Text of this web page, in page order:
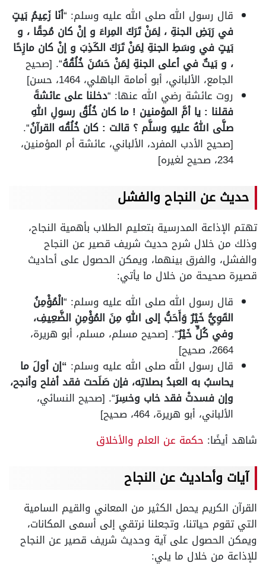
قال رسول الله صلى الله عليه وسلم: “أنَا زَعِيمُ بَيتٍ
في رَبَضِ الجنةِ ، لِمَنْ تَرَكَ المِراءَ و إنْ كان مُحِقًا ، و
بَيتٍ في وسَطِ الجنةِ لِمَنْ تَرَكَ الكَذِبَ و إنْ كان مازِحًا
، و بَيتٌ في أعلى الجنةِ لِمَنْ حَسُنَ خُلُقُهُ“. [صحيح
الجامع، الألباني، أبو أمامة الباهلي، 1464، حسن]
روت عائشة رضي الله عنها: “دخلنا على عائشةَ
فقلنا : يا أمَّ المؤمنين ! ما كان خُلُقُ رسولِ اللهِ
صلَّى اللهُ عليهِ وسلَّم ؟ قالت : كان خُلُقُه القرآنُ“.
[صحيح الأدب المفرد، الألباني، عائشة أم المؤمنين،
234، صحيح لغيره]
حديث عن النجاح والفشل
تهتم الإذاعة المدرسية بتعليم الطلاب بأهمية النجاح،
وذلك من خلال شرح حديث شريف قصير عن النجاح
والفشل، والفرق بينهما، ويمكن الحصول على أحاديث
قصيرة صحيحة من خلال ما يأتي:
قال رسول الله صلى الله عليه وسلم: “الْمُؤْمِنُ
القَوِيُّ خَيْرٌ وَأَحَبُّ إلى اللهِ مِنَ المُؤْمِنِ الضَّعِيفِ،
وفي كُلٍّ خَيْرٌ“. [صحيح مسلم، مسلم، أبو هريرة،
2664، صحيح]
قال رسول الله صلى الله عليه وسلم: “إن أولَ ما
يحاسبُ به العبدُ بصلاتِه، فإن صَلَحت فقد أفلح وأنجح،
وإن فسدتْ فقد خاب وخسِرَ“. [صحيح النسائي،
الألباني، أبو هريرة، 464، صحيح]
شاهد أيضًا: حكمة عن العلم والأخلاق
آيات وأحاديث عن النجاح
القرآن الكريم يحمل الكثير من المعاني والقيم السامية
التي تقوم حياتنا، وتجعلنا نرتقي إلى أسمى المكانات،
ويمكن الحصول على آية وحديث شريف قصير عن النجاح
للإذاعة من خلال ما يلي: